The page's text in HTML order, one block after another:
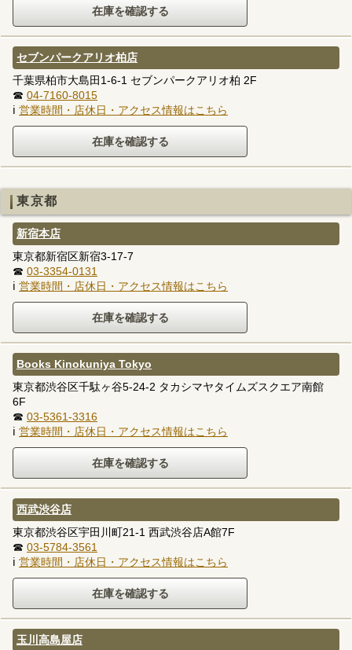
セブンパークアリオ柏店
千葉県柏市大島田1-6-1 セブンパークアリオ柏 2F
☎ 04-7160-8015
ℹ 営業時間・店休日・アクセス情報はこちら
東京都
新宿本店
東京都新宿区新宿3-17-7
☎ 03-3354-0131
ℹ 営業時間・店休日・アクセス情報はこちら
Books Kinokuniya Tokyo
東京都渋谷区千駄ヶ谷5-24-2 タカシマヤタイムズスクエア南館
6F
☎ 03-5361-3316
ℹ 営業時間・店休日・アクセス情報はこちら
西武渋谷店
東京都渋谷区宇田川町21-1 西武渋谷店A館7F
☎ 03-5784-3561
ℹ 営業時間・店休日・アクセス情報はこちら
玉川高島屋店